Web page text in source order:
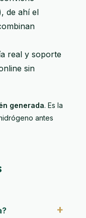
de ahí el
real y soporte
sin
generada. Es la
antes